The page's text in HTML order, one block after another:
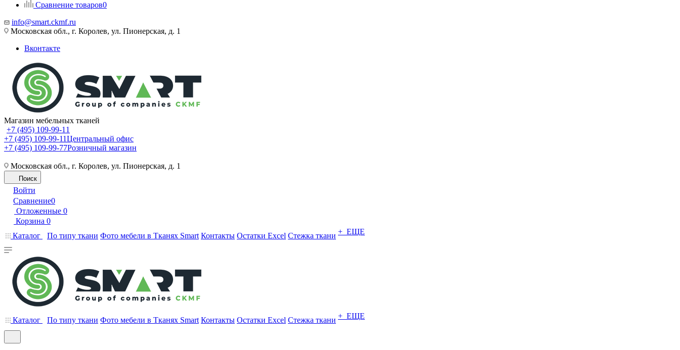
Сравнение товаров0
info@smart.ckmf.ru
Московская обл., г. Королев, ул. Пионерская, д. 1
Вконтакте
Магазин мебельных тканей
+7 (495) 109-99-11
+7 (495) 109-99-11Центральный офис
+7 (495) 109-99-77Розничный магазин
Московская обл., г. Королев, ул. Пионерская, д. 1
Поиск
Войти
Сравнение0
Отложенные 0
Корзина 0
Каталог
По типу ткани Фото мебели в Тканях Smart Контакты Остатки Excel Стежка ткани + ЕЩЕ
Каталог По типу ткани Фото мебели в Тканях Smart Контакты Остатки Excel Стежка ткани + ЕЩЕ